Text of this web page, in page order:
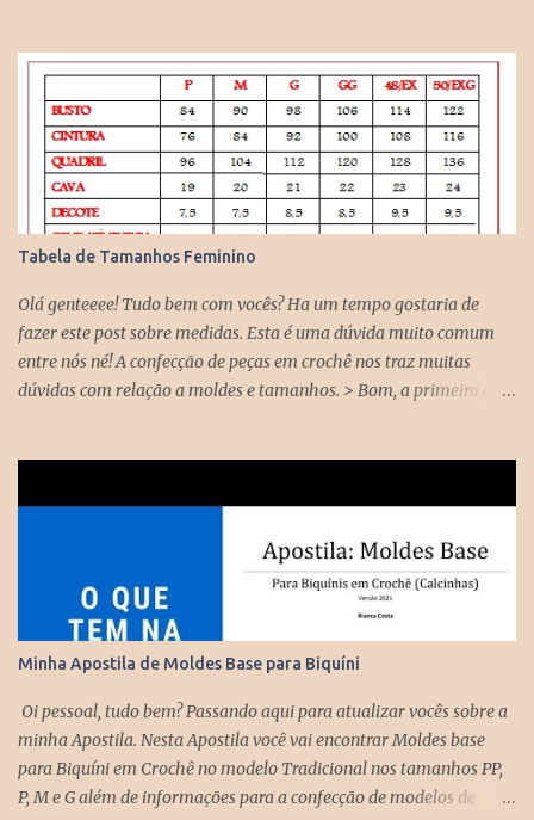
muito feliz em ter sua presença comigo. AQUI Basicamente
falamos sobre: Forro de Poliamida: ideal para biquíni porque não
retém água, é um tecido super leve ( similar a uma meia de
compressão) e que é usada em qualquer modelo de biquíni seja ele
de crochê ou de lycra. este tecido estica nos dois sentido. Forro
Helanquinha ou Helanca Light: o que eu uso em minhas peças de
crochê como top, cropped, saia, vestidos etc. Este tecido estica
somente em um sentido. Então é isso pessoal, amei conversar com
vocês hoje, mesmo que por pouco tempo, mas eu gosto muito de
interagir, bater papo, ...
Tabela de Tamanhos Feminino
Olá genteeee! Tudo bem com vocês? Ha um tempo gostaria de
fazer este post sobre medidas. Esta é uma dúvida muito comum
entre nós né! A confecção de peças em crochê nos traz muitas
dúvidas com relação a moldes e tamanhos. > Bom, a primeira dica
sua peça colocando os tamanhos. > Quando vamos confeccionar
próprio cliente > Maaas, se você faz peças para vender em sua
lojinha, acho que o ideal seria seguir alguma tabela de tamanho
como referência. Na internet temos várias tabelas, com diversas
medidas, muitas iguais, outras bem diferentes. Então, cabe a você,
artesã, fazer uma média e escolher a que mais se adepta a você.
Eu fiz a minha, e sigo ela á risca, tem me ajudado muito, peguei
uma informação daqui, dali e agora ...
Minha Apostila de Moldes Base para Biquíni
Oi pessoal, tudo bem? Passando aqui para atualizar vocês sobre a
minha Apostila. Nesta Apostila você vai encontrar Moldes base
para Biquíni em Crochê no modelo Tradicional nos tamanhos PP,
P, M e G além de informações para a confecção de modelos de